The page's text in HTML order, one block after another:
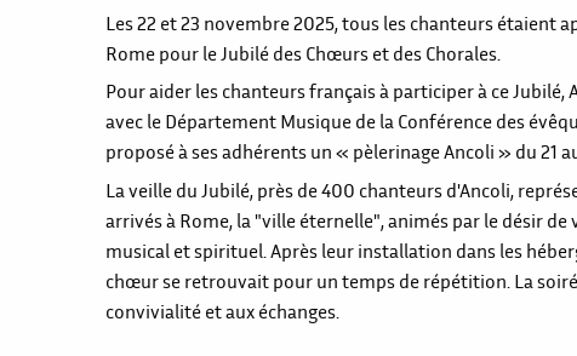
Les 22 et 23 novembre 2025, tous les chanteurs étaient
Rome pour le Jubilé des Chœurs et des Chorales.
Pour aider les chanteurs français à participer à ce Jubilé,
avec le Département Musique de la Conférence des
proposé à ses adhérents un « pèlerinage Ancoli » du 21
La veille du Jubilé, près de 400 chanteurs d'Ancoli,
arrivés à Rome, la "ville éternelle", animés par le désir
musical et spirituel. Après leur installation dans les
chœur se retrouvait pour un temps de répétition. La
convivialité et aux échanges.